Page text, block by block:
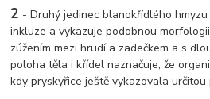
2 -Druhý jedinec blanokřídlého
inkluze a vykazuje podobnou
zúžením mezi hrudí a zadečkem a s
poloha těla i křídel naznačuje, že
kdy pryskyřice ještě vykazovala určitou